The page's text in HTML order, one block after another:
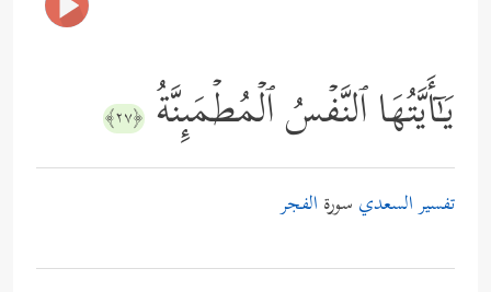
یَـٰۤأَیَّتُهَا ٱلنَّفۡسُ ٱلۡمُطۡمَىِٕنَّةُ ﴿٢٧﴾
تفسير السعدي سورة الفجر